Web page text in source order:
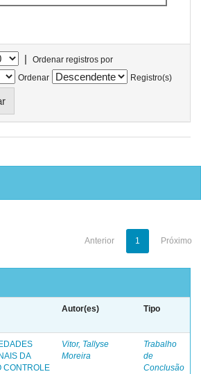
|
Ordenar registros por
Ordenar
Registro(s)
Anterior 1 Próximo
Autor(es) Tipo
DA
CONTROLE
Vitor, Tallyse
Moreira
Trabalho
de
Conclusão